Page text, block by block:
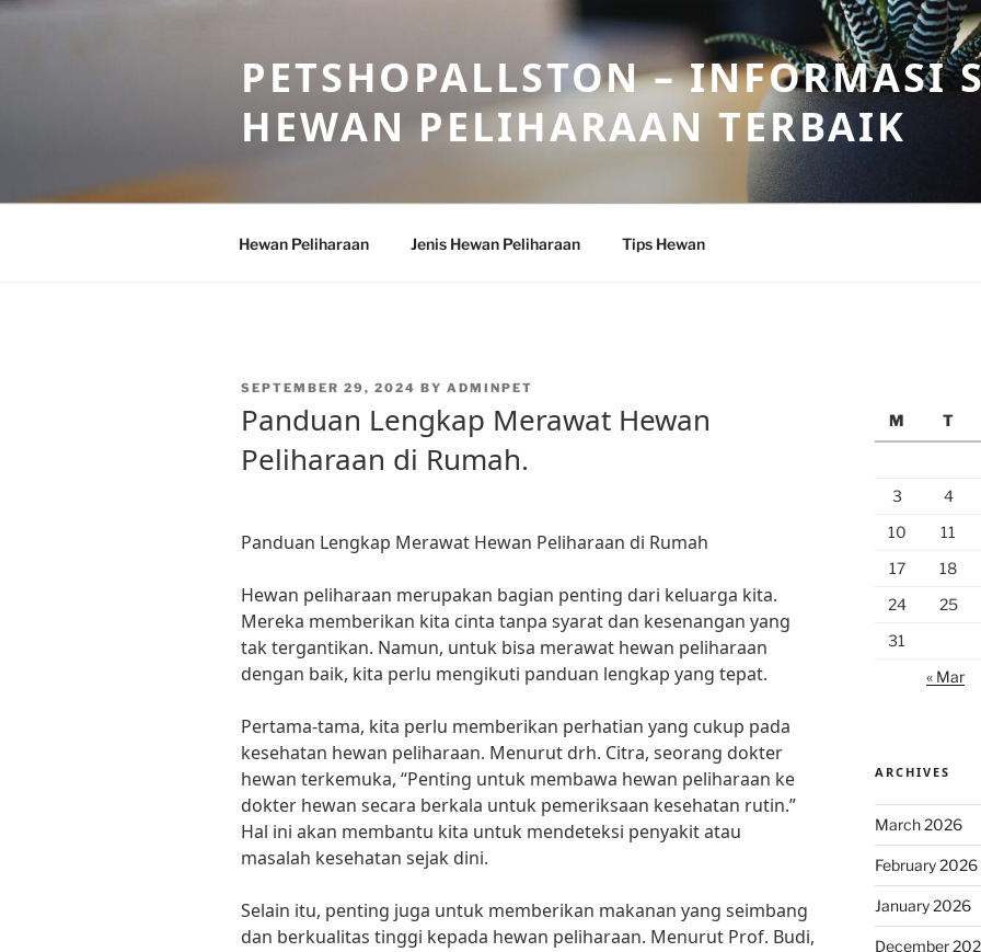
Skip
PETSHOPALLSTON – INFORMASI
HEWAN PELIHARAAN TERBAIK
Hewan Peliharaan Jenis Hewan Peliharaan Tips Hewan
POSTED
SEPTEMBER 29, 2024 BY ADMINPET
Panduan Lengkap Merawat Hewan
Peliharaan di Rumah.
Panduan Lengkap Merawat Hewan Peliharaan di Rumah
Hewan peliharaan merupakan bagian penting dari keluarga kita.
Mereka memberikan kita cinta tanpa syarat dan kesenangan yang
tak tergantikan. Namun, untuk bisa merawat hewan peliharaan
dengan baik, kita perlu mengikuti panduan lengkap yang tepat.
Pertama-tama, kita perlu memberikan perhatian yang cukup pada
kesehatan hewan peliharaan. Menurut drh. Citra, seorang dokter
hewan terkemuka, “Penting untuk membawa hewan peliharaan ke
dokter hewan secara berkala untuk pemeriksaan kesehatan rutin.”
Hal ini akan membantu kita untuk mendeteksi penyakit atau
masalah kesehatan sejak dini.
Selain itu, penting juga untuk memberikan makanan yang seimbang
dan berkualitas tinggi kepada hewan peliharaan. Menurut Prof. Budi,
M
T
3
4
10
11
17
18
24
25
31
« Mar
ARCHIVES
March 2026
February 2026
January 2026
December